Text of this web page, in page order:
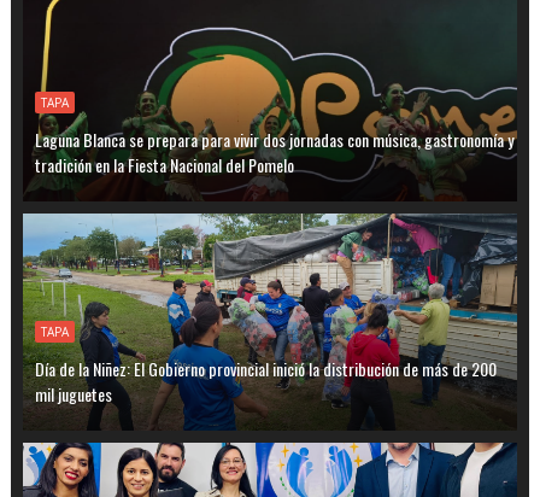
TAPA
Laguna Blanca se prepara para vivir dos jornadas con música, gastronomía y
tradición en la Fiesta Nacional del Pomelo
TAPA
Día de la Niñez: El Gobierno provincial inició la distribución de más de 200
mil juguetes